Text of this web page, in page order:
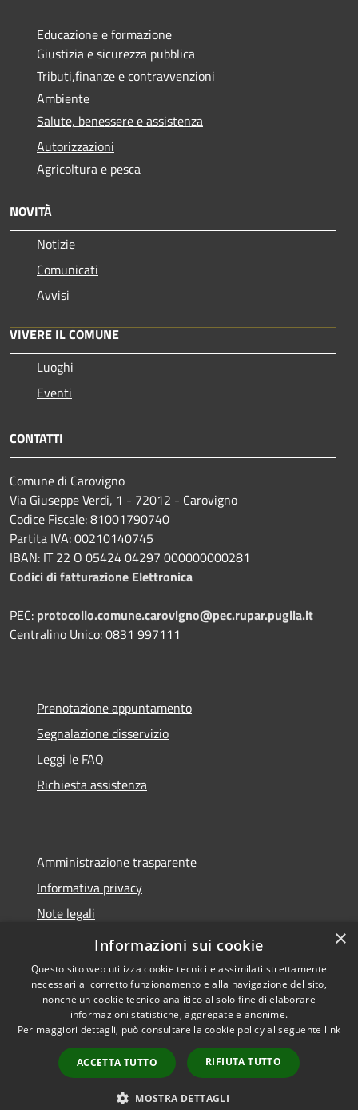
Educazione e formazione
Giustizia e sicurezza pubblica
Tributi,finanze e contravvenzioni
Ambiente
Salute, benessere e assistenza
Autorizzazioni
Agricoltura e pesca
NOVITÀ
Notizie
Comunicati
Avvisi
VIVERE IL COMUNE
Luoghi
Eventi
CONTATTI
Comune di Carovigno
Via Giuseppe Verdi, 1 - 72012 - Carovigno
Codice Fiscale: 81001790740
Partita IVA: 00210140745
IBAN: IT 22 O 05424 04297 000000000281
Codici di fatturazione Elettronica
PEC: protocollo.comune.carovigno@pec.rupar.puglia.it
Centralino Unico: 0831 997111
Prenotazione appuntamento
Segnalazione disservizio
Leggi le FAQ
Richiesta assistenza
Amministrazione trasparente
Informativa privacy
Note legali
Dichiarazione di accessibilità
Accessibilità
Copyright © 2026 • Comune di
Carovigno • Powered by
Municipium•
Accesso
redazione
×
Informazioni sui cookie
Questo sito web utilizza cookie tecnici e assimilati strettamente
necessari al corretto funzionamento e alla navigazione del sito,
nonché un cookie tecnico analitico al solo fine di elaborare
informazioni statistiche, aggregate e anonime.
Per maggiori dettagli, può consultare la cookie policy al seguente link
ACCETTA TUTTO RIFIUTA TUTTO
MOSTRA DETTAGLI